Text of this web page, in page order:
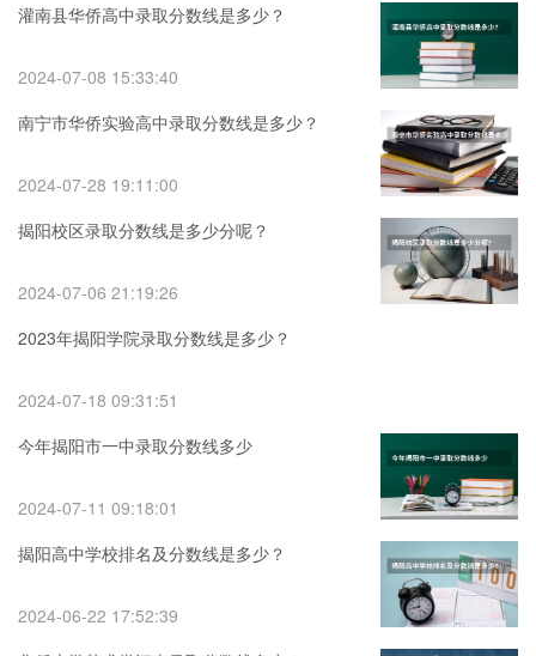
灌南县华侨高中录取分数线是多少？
2024-07-08 15:33:40
南宁市华侨实验高中录取分数线是多少？
2024-07-28 19:11:00
揭阳校区录取分数线是多少分呢？
2024-07-06 21:19:26
2023年揭阳学院录取分数线是多少？
2024-07-18 09:31:51
今年揭阳市一中录取分数线多少
2024-07-11 09:18:01
揭阳高中学校排名及分数线是多少？
2024-06-22 17:52:39